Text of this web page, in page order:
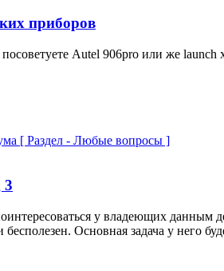
приборов
Autel 906pro или же
[ Раздел - Любые вопросы ]
3
у владеющих данным
Основная задача у него